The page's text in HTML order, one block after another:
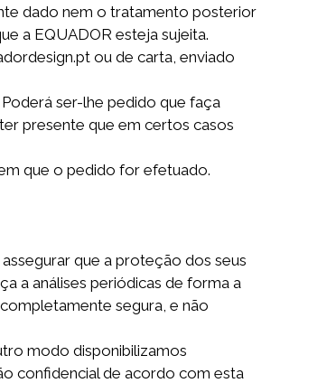
dado nem o tratamento posterior
a EQUADOR esteja sujeita.
ou de carta, enviado
ser-lhe pedido que faça
presente que em certos casos
que o pedido for efetuado.
que a proteção dos seus
a análises periódicas de forma a
segura, e não
modo disponibilizamos
confidencial de acordo com esta